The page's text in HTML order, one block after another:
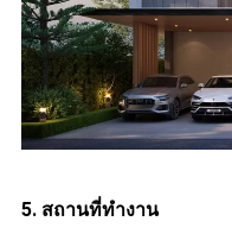
5. สถานที่ทำงาน